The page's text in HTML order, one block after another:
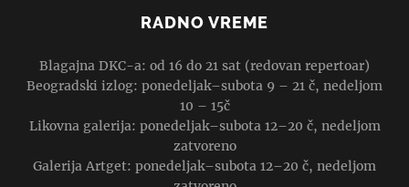
RADNO VREME
Blagajna DKC-a: od 16 do 21 sat (redovan repertoar)
Beogradski izlog: ponedeljak–subota 9 – 21 č, nedeljom
10 – 15č
Likovna galerija: ponedeljak–subota 12–20 č, nedeljom
zatvoreno
Galerija Artget: ponedeljak–subota 12–20 č, nedeljom